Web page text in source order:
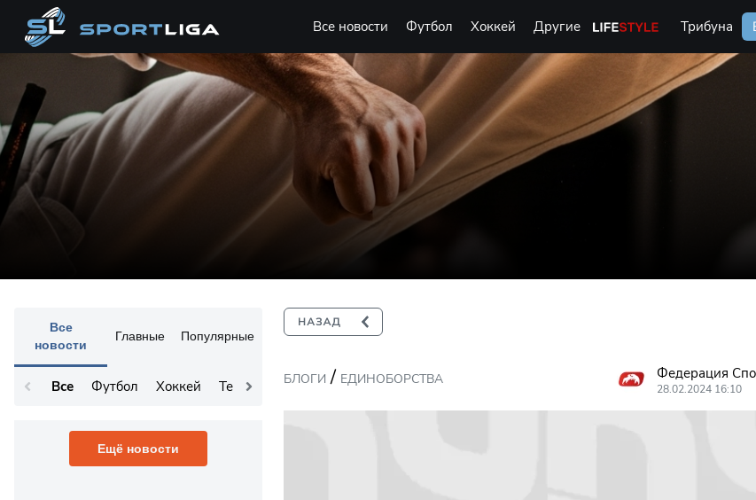
Все новости Футбол Хоккей Другие Life Style Трибуна
Все
новости
Главные Популярные
Все Футбол Хоккей Теннис Остальное
Ещё новости
БЛОГИ / ЕДИНОБОРСТВА Федерация
28.02.2024 16:10